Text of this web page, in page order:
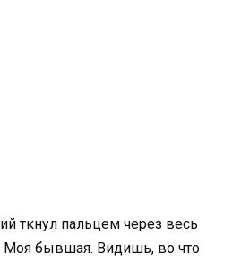
ткнул пальцем через весь
Моя бывшая. Видишь, во что